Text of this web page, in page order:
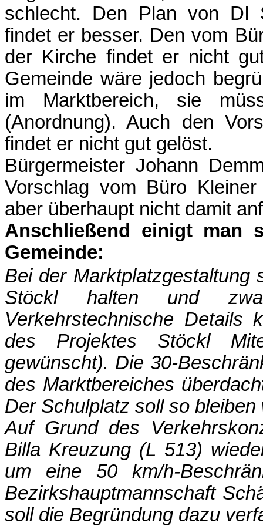
schlecht. Den Plan von DI
findet er besser. Den vom
der Kirche findet er nicht
Gemeinde wäre jedoch
im Marktbereich, sie
(Anordnung). Auch den
findet er nicht gut gelöst.
Bürgermeister Johann
Vorschlag vom Büro
aber überhaupt nicht damit
Anschließend einigt man
Gemeinde:
Bei der
Stöckl halten und
Verkehrstechnische Details
des Projektes Stöckl
gewünscht). Die 30-
des Marktbereiches
Der Schulplatz soll so bleiben
Auf Grund des
Billa Kreuzung (L 513)
um eine 50 km/h-
Bezirkshauptmannschaft
soll die Begründung dazu